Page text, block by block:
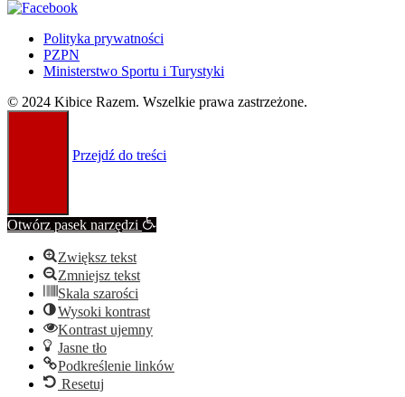
Polityka prywatności
PZPN
Ministerstwo Sportu i Turystyki
© 2024 Kibice Razem. Wszelkie prawa zastrzeżone.
Przejdź do treści
Otwórz pasek narzędzi
Zwiększ tekst
Zmniejsz tekst
Skala szarości
Wysoki kontrast
Kontrast ujemny
Jasne tło
Podkreślenie linków
Resetuj